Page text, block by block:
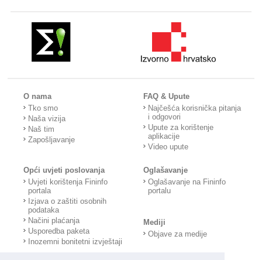
O nama
Tko smo
Naša vizija
Naš tim
Zapošljavanje
FAQ & Upute
Najčešća korisnička pitanja
i odgovori
Upute za korištenje
aplikacije
Video upute
Opći uvjeti poslovanja
Uvjeti korištenja Fininfo
portala
Izjava o zaštiti osobnih
podataka
Načini plaćanja
Usporedba paketa
Inozemni bonitetni izvještaji
Oglašavanje
Oglašavanje na Fininfo
portalu
Mediji
Objave za medije